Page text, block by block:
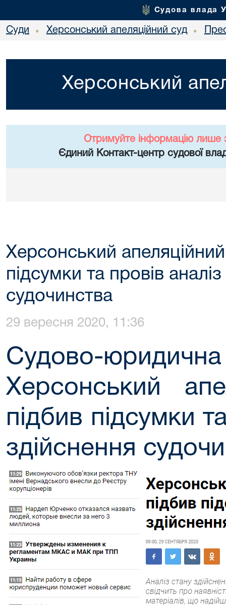
Судова влада
Суди • Херсонський апеляційний суд •
Херсонський
Отримуйте інформацію лише
Єдиний Контакт-центр судової
Херсонський
підсумки та провів
судочинства
29 вересня 2020, 11:36
Судово-
Херсонський
підбив підсумки
здійснення